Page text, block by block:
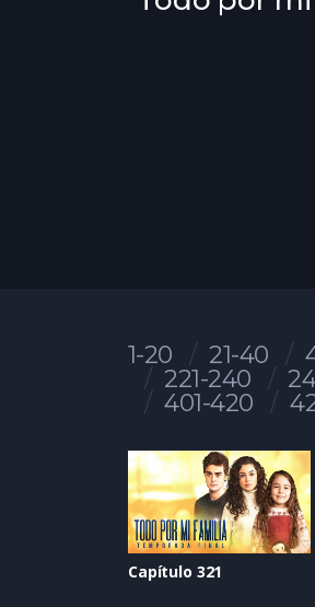
1-20 21-40
221-240
401-420
Capítulo 321